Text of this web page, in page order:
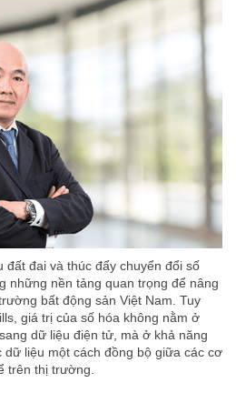
đai và thúc đẩy chuyển đổi số
những nền tảng quan trọng để nâng
bất động sản Việt Nam. Tuy
giá trị của số hóa không nằm ở
dữ liệu điện tử, mà ở khả năng
dữ liệu một cách đồng bộ giữa các cơ
trên thị trường.